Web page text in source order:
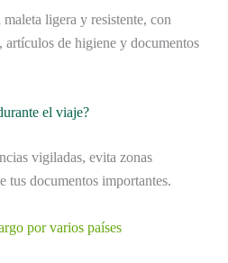
ligera y resistente, con
artículos de higiene y documentos
el viaje?
vigiladas, evita zonas
tus documentos importantes.
por varios países